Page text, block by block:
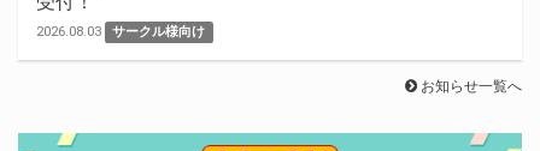
2026.08.03 サークル様向け
お知らせ一覧へ